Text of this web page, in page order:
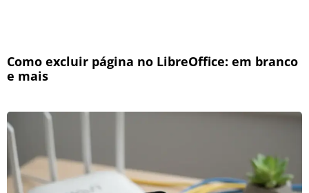
Como excluir página no LibreOffice: em branco
e mais